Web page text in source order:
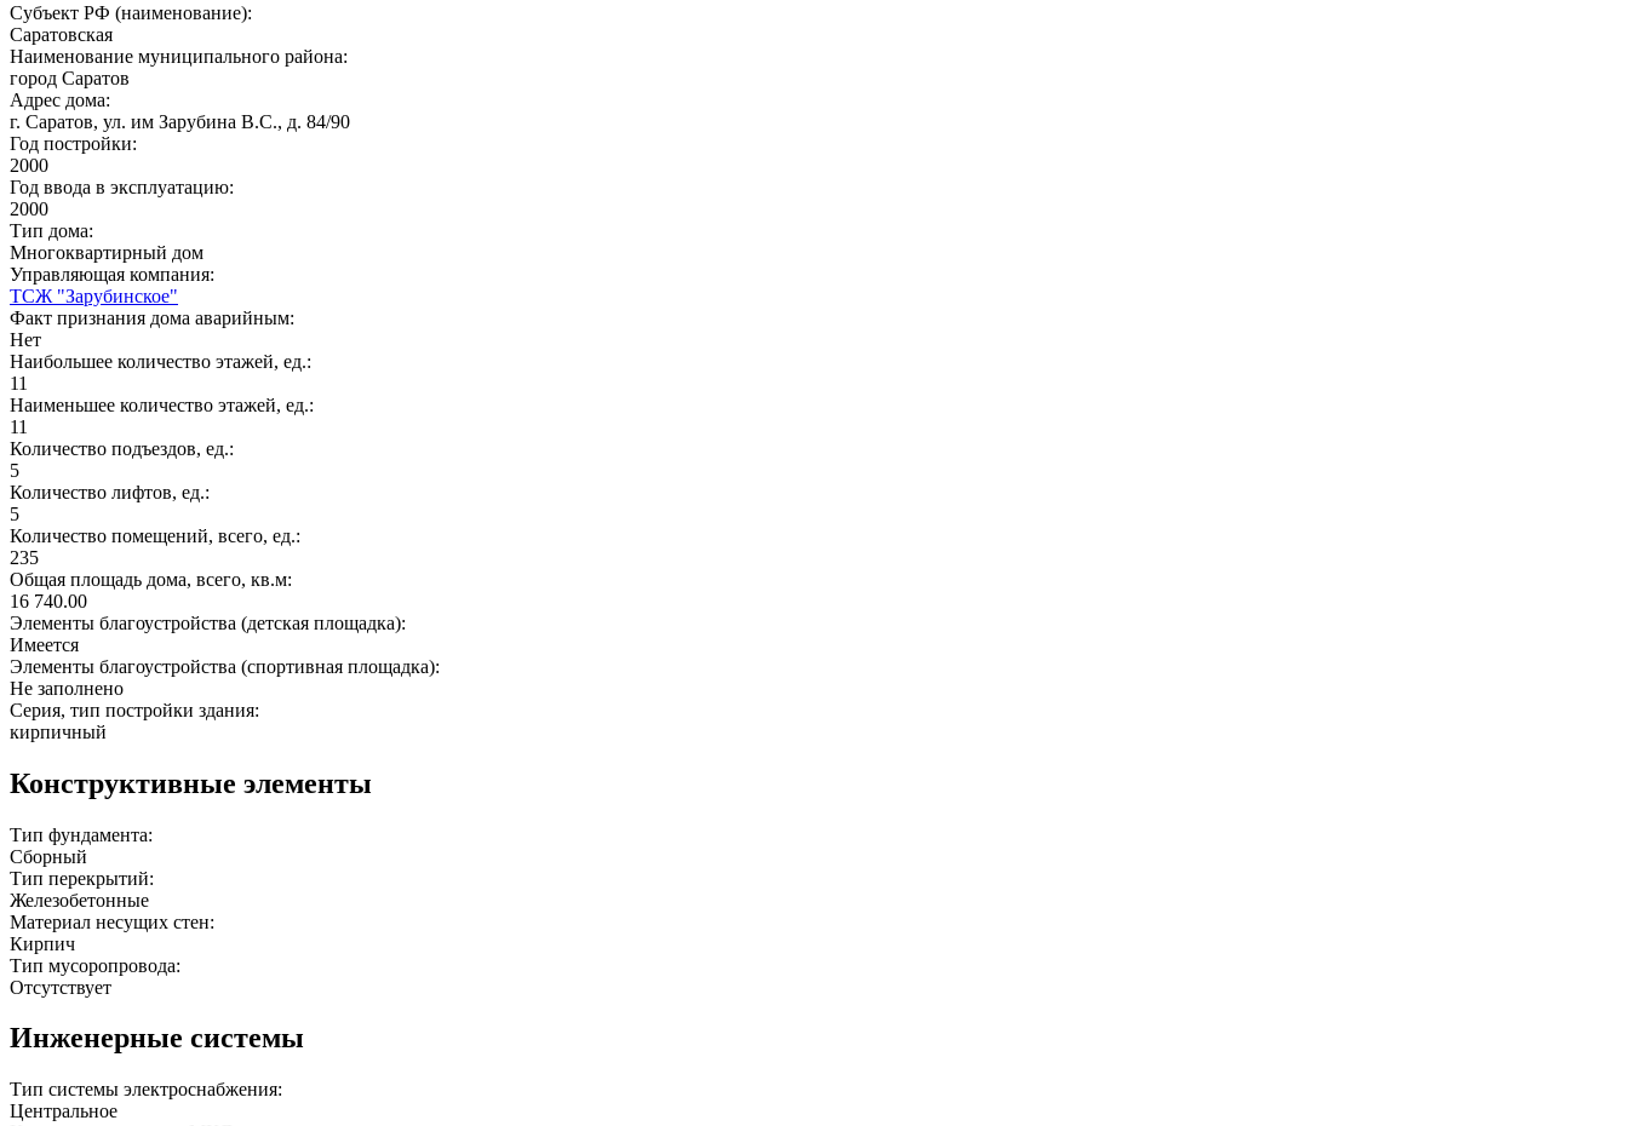
Субъект РФ (наименование):
Саратовская
Наименование муниципального района:
город Саратов
Адрес дома:
г. Саратов, ул. им Зарубина В.С., д. 84/90
Год постройки:
2000
Год ввода в эксплуатацию:
2000
Тип дома:
Многоквартирный дом
Управляющая компания:
ТСЖ "Зарубинское"
Факт признания дома аварийным:
Нет
Наибольшее количество этажей, ед.:
11
Наименьшее количество этажей, ед.:
11
Количество подъездов, ед.:
5
Количество лифтов, ед.:
5
Количество помещений, всего, ед.:
235
Общая площадь дома, всего, кв.м:
16 740.00
Элементы благоустройства (детская площадка):
Имеется
Элементы благоустройства (спортивная площадка):
Не заполнено
Серия, тип постройки здания:
кирпичный
Конструктивные элементы
Тип фундамента:
Сборный
Тип перекрытий:
Железобетонные
Материал несущих стен:
Кирпич
Тип мусоропровода:
Отсутствует
Инженерные системы
Тип системы электроснабжения:
Центральное